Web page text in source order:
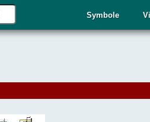
Symbole